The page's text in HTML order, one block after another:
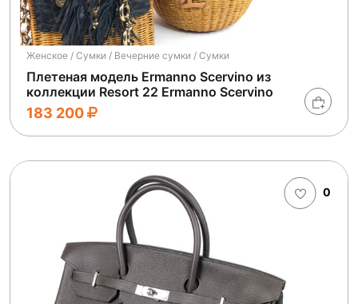
Женское / Сумки / Вечерние сумки / Сумки
Плетеная модель Ermanno Scervino из
коллекции Resort 22 Ermanno Scervino
183 200
0